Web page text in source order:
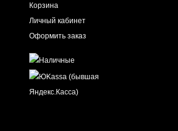
Корзина
Личный кабинет
Оформить заказ